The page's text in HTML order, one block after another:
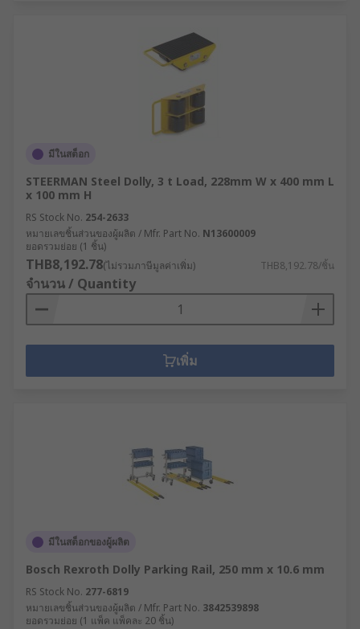
มีในสต็อก
STEERMAN Steel Dolly, 3 t Load, 228mm W x 400 mm L
x 100 mm H
RS Stock No. 254-2633
หมายเลขชิ้นส่วนของผู้ผลิต / Mfr. Part No. N13600009
ยอดรวมย่อย (1 ชิ้น)
THB8,192.78(ไม่รวมภาษีมูลค่าเพิ่ม) THB8,192.78/ชิ้น
จำนวน / Quantity
เพิ่ม
มีในสต็อกของผู้ผลิต
Bosch Rexroth Dolly Parking Rail, 250 mm x 10.6 mm
RS Stock No. 277-6819
หมายเลขชิ้นส่วนของผู้ผลิต / Mfr. Part No. 3842539898
ยอดรวมย่อย (1 แพ็ค แพ็คละ 20 ชิ้น)